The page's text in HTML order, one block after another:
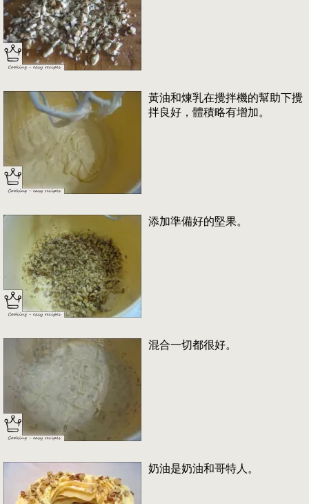
黃油和煉乳在攪拌機的幫助下攪
拌良好，體積略有增加。
添加準備好的堅果。
混合一切都很好。
奶油是奶油和哥特人。